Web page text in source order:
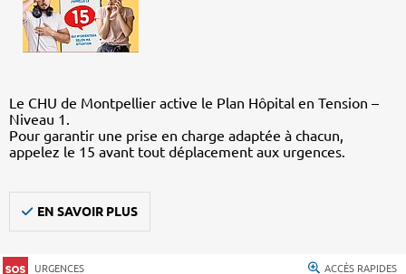
Le CHU de Montpellier active le Plan Hôpital en Tension –
Niveau 1.
Pour garantir une prise en charge adaptée à chacun,
appelez le 15 avant tout déplacement aux urgences.
EN SAVOIR PLUS
URGENCES ACCÈS RAPIDES